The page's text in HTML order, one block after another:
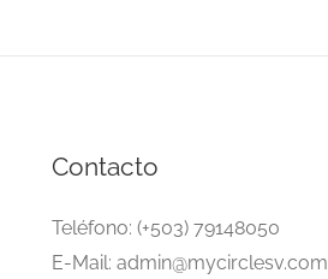
Contacto
Teléfono: (+503) 79148050
E-Mail: admin@mycirclesv.com